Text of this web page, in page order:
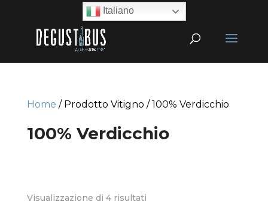
Home / Prodotto Vitigno / 100% Verdicchio
100% Verdicchio
Visualizzazione di 4 risultati
Italiano